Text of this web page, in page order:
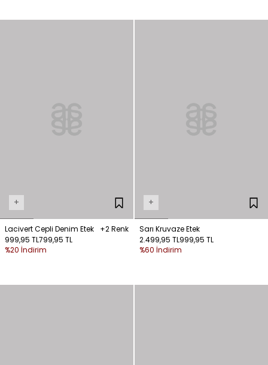
+
Lacivert Cepli Denim Etek
+2 Renk
999,95 TL799,95 TL
%20 İndirim
+
Sarı Kruvaze Etek
2.499,95 TL999,95 TL
%60 İndirim